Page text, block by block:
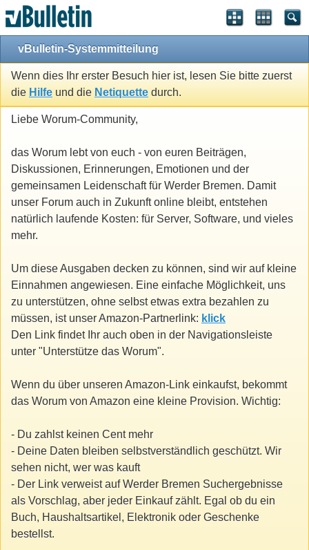
vBulletin-Systemmitteilung
Wenn dies Ihr erster Besuch hier ist, lesen Sie bitte zuerst
die Hilfe und die Netiquette durch.
Liebe Worum-Community,
das Worum lebt von euch - von euren Beiträgen,
Diskussionen, Erinnerungen, Emotionen und der
gemeinsamen Leidenschaft für Werder Bremen. Damit
unser Forum auch in Zukunft online bleibt, entstehen
natürlich laufende Kosten: für Server, Software, und vieles
mehr.
Um diese Ausgaben decken zu können, sind wir auf kleine
Einnahmen angewiesen. Eine einfache Möglichkeit, uns
zu unterstützen, ohne selbst etwas extra bezahlen zu
müssen, ist unser Amazon-Partnerlink: klick
Den Link findet Ihr auch oben in der Navigationsleiste
unter "Unterstütze das Worum".
Wenn du über unseren Amazon-Link einkaufst, bekommt
das Worum von Amazon eine kleine Provision. Wichtig:
- Du zahlst keinen Cent mehr
- Deine Daten bleiben selbstverständlich geschützt. Wir
sehen nicht, wer was kauft
- Der Link verweist auf Werder Bremen Suchergebnisse
als Vorschlag, aber jeder Einkauf zählt. Egal ob du ein
Buch, Haushaltsartikel, Elektronik oder Geschenke
bestellst.